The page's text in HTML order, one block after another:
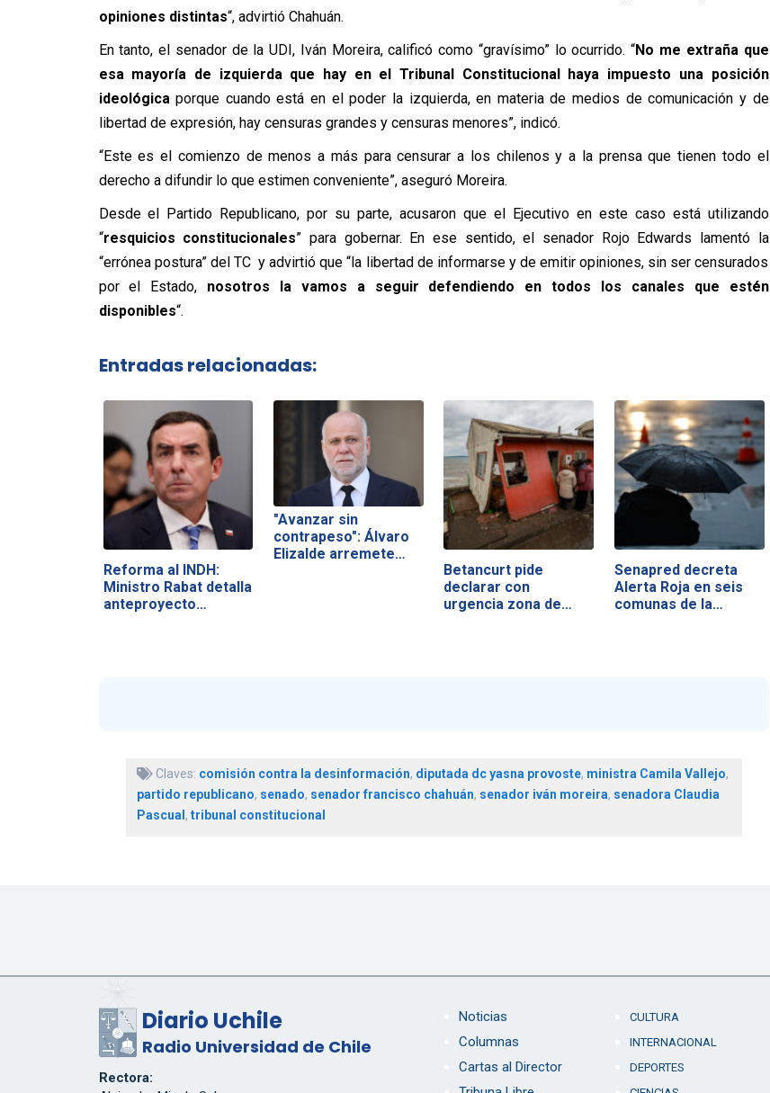
opiniones distintas“, advirtió Chahuán.
En tanto, el senador de la UDI, Iván Moreira, calificó como “gravísimo” lo ocurrido. “No me extraña que
esa mayoría de izquierda que hay en el Tribunal Constitucional haya impuesto una posición
ideológicaporque cuando está en el poder la izquierda, en materia de medios de comunicación y de
libertad de expresión, hay censuras grandes y censuras menores”, indicó.
“Este es el comienzo de menos a más para censurar a los chilenos y a la prensa que tienen todo el
derecho a difundir lo que estimen conveniente”, aseguró Moreira.
Desde el Partido Republicano, por su parte, acusaron que el Ejecutivo en este caso está utilizando
“resquicios constitucionales” para gobernar. En ese sentido, el senador Rojo Edwards lamentó la
“errónea postura” del TC y advirtió que “la libertad de informarse y de emitir opiniones, sin ser censurados
por el Estado, nosotros la vamos a seguir defendiendo en todos los canales que estén
disponibles“.
Entradas relacionadas:
Reforma al INDH:
Ministro Rabat detalla
anteproyecto…
"Avanzar sin
contrapeso": Álvaro
Elizalde arremete…
Betancurt pide
declarar con
urgencia zona de…
Senapred decreta
Alerta Roja en seis
comunas de la…
Claves: comisión contra la desinformación, diputada dc yasna provoste, ministra Camila Vallejo,
partido republicano, senado, senador francisco chahuán, senador iván moreira, senadora Claudia
Pascual , tribunal constitucional
Diario Uchile
Radio Universidad de Chile
Rectora:
Noticias
Columnas
Cartas al Director
CULTURA
INTERNACIONAL
DEPORTES